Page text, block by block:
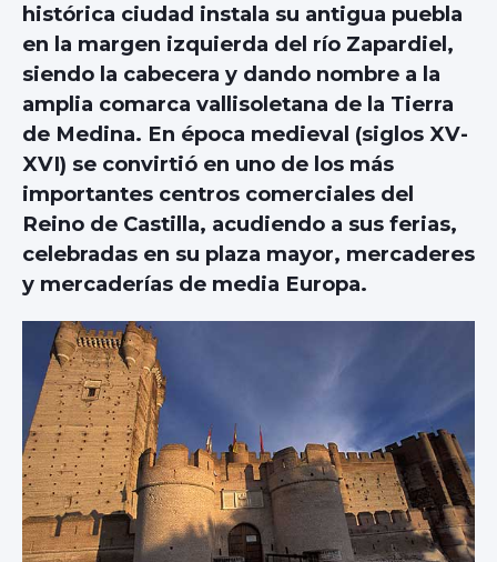
histórica ciudad instala su antigua puebla
en la margen izquierda del río Zapardiel,
siendo la cabecera y dando nombre a la
amplia comarca vallisoletana de la Tierra
de Medina. En época medieval (siglos XV-
XVI) se convirtió en uno de los más
importantes centros comerciales del
Reino de Castilla, acudiendo a sus ferias,
celebradas en su plaza mayor, mercaderes
y mercaderías de media Europa.